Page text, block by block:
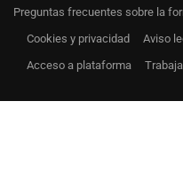
Preguntas frecuentes sobre la
Cookies y privacidad
Aviso
Acceso a plataforma